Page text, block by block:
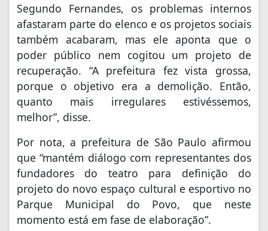
Segundo Fernandes, os problemas internos
afastaram parte do elenco e os projetos sociais
também acabaram, mas ele aponta que o
poder público nem cogitou um projeto de
recuperação. “A prefeitura fez vista grossa,
porque o objetivo era a demolição. Então,
quanto mais irregulares estivéssemos,
melhor”, disse.
Por nota, a prefeitura de São Paulo afirmou
que “mantém diálogo com representantes dos
fundadores do teatro para definição do
projeto do novo espaço cultural e esportivo no
Parque Municipal do Povo, que neste
momento está em fase de elaboração”.